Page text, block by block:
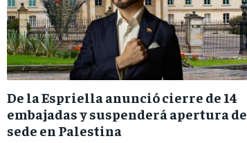
De la Espriella anunció cierre de 14
embajadas y suspenderá apertura de
sede en Palestina